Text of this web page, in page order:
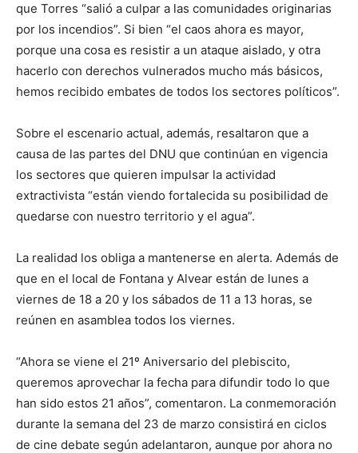
que Torres “salió a culpar a las comunidades originarias
por los incendios”. Si bien “el caos ahora es mayor,
porque una cosa es resistir a un ataque aislado, y otra
hacerlo con derechos vulnerados mucho más básicos,
hemos recibido embates de todos los sectores políticos”.
Sobre el escenario actual, además, resaltaron que a
causa de las partes del DNU que continúan en vigencia
los sectores que quieren impulsar la actividad
extractivista “están viendo fortalecida su posibilidad de
quedarse con nuestro territorio y el agua”.
La realidad los obliga a mantenerse en alerta. Además de
que en el local de Fontana y Alvear están de lunes a
viernes de 18 a 20 y los sábados de 11 a 13 horas, se
reúnen en asamblea todos los viernes.
“Ahora se viene el 21º Aniversario del plebiscito,
queremos aprovechar la fecha para difundir todo lo que
han sido estos 21 años”, comentaron. La conmemoración
durante la semana del 23 de marzo consistirá en ciclos
de cine debate según adelantaron, aunque por ahora no